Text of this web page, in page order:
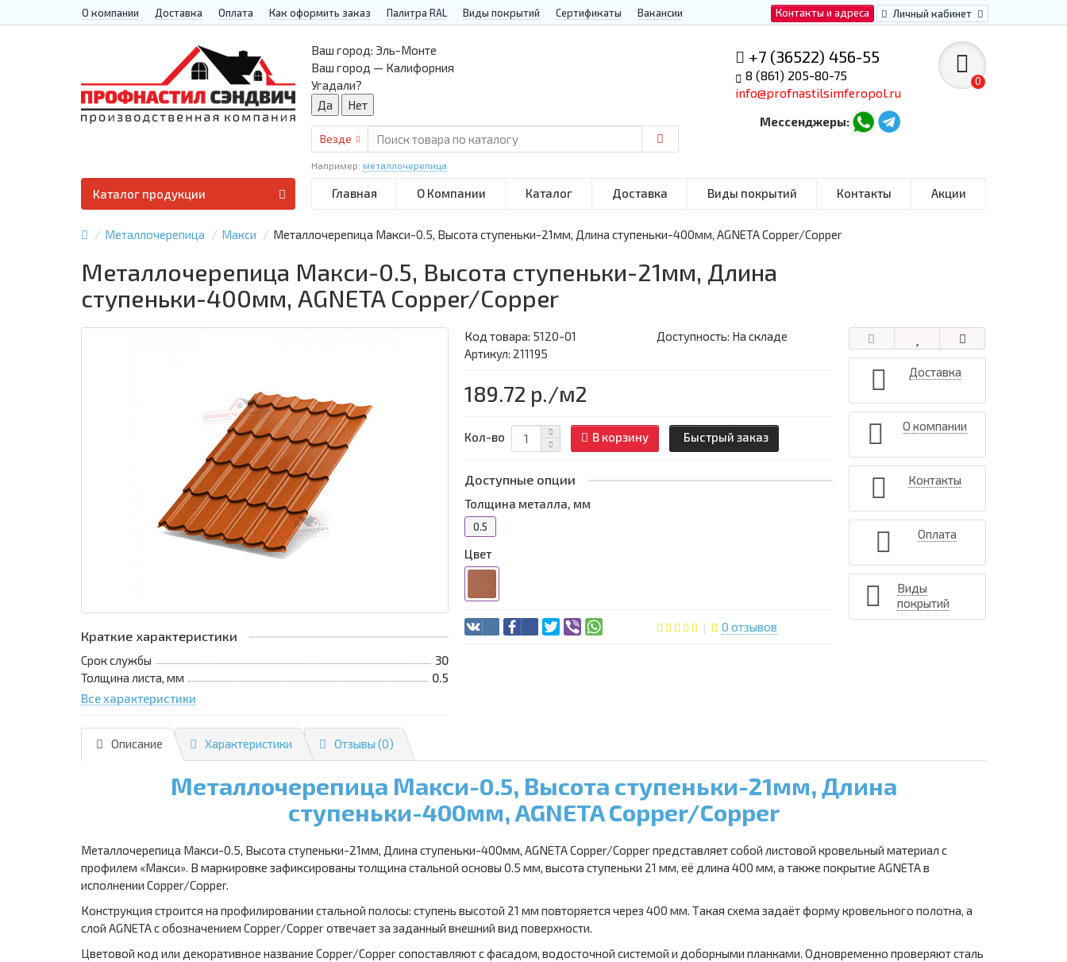
Контакты и адреса Личный кабинет
О компании Доставка Оплата Как оформить заказ Палитра RAL Виды покрытий Сертификаты Вакансии
+7 (36522) 456-55
8 (861) 205-80-75
info@profnastilsimferopol.ru
Мессенджеры:
0
Ваш город: Эль-Монте
Ваш город — Калифорния
Угадали?
Везде
Например: металлочерепица
Главная О Компании Каталог Доставка Виды покрытий Контакты Акции
Каталог продукции
Металлочерепица Макси Металлочерепица Макси-0.5, Высота ступеньки-21мм, Длина ступеньки-400мм, AGNETA Copper/Copper
Металлочерепица Макси-0.5, Высота ступеньки-21мм, Длина
ступеньки-400мм, AGNETA Copper/Copper
Краткие характеристики
Срок службы
30
Толщина листа, мм
0.5
Все характеристики
Код товара: 5120-01
Доступность: На складе
Артикул: 211195
189.72 р./м2
Кол-во В корзину Быстрый заказ
Доступные опции
Толщина металла, мм
0.5
Цвет
0 отзывов
Доставка
О компании
Контакты
Оплата
Виды
покрытий
Описание Характеристики Отзывы (0)
Металлочерепица Макси-0.5, Высота ступеньки-21мм, Длина
ступеньки-400мм, AGNETA Copper/Copper
Металлочерепица Макси-0.5, Высота ступеньки-21мм, Длина ступеньки-400мм, AGNETA Copper/Copper представляет собой листовой кровельный материал с
профилем «Макси». В маркировке зафиксированы толщина стальной основы 0.5 мм, высота ступеньки 21 мм, её длина 400 мм, а также покрытие AGNETA в
исполнении Copper/Copper.
Конструкция строится на профилировании стальной полосы: ступень высотой 21 мм повторяется через 400 мм. Такая схема задаёт форму кровельного полотна, а
слой AGNETA с обозначением Copper/Copper отвечает за заданный внешний вид поверхности.
Цветовой код или декоративное название Copper/Copper сопоставляют с фасадом, водосточной системой и доборными планками. Одновременно проверяют сталь